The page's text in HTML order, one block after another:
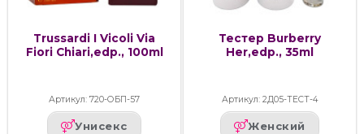
Trussardi I Vicoli Via
Fiori Chiari,edp., 100ml
Артикул: 720-ОБП-57
Унисекс
Тестер Burberry
Her,edp., 35ml
Артикул: 2Д05-ТЕСТ-4
Женский